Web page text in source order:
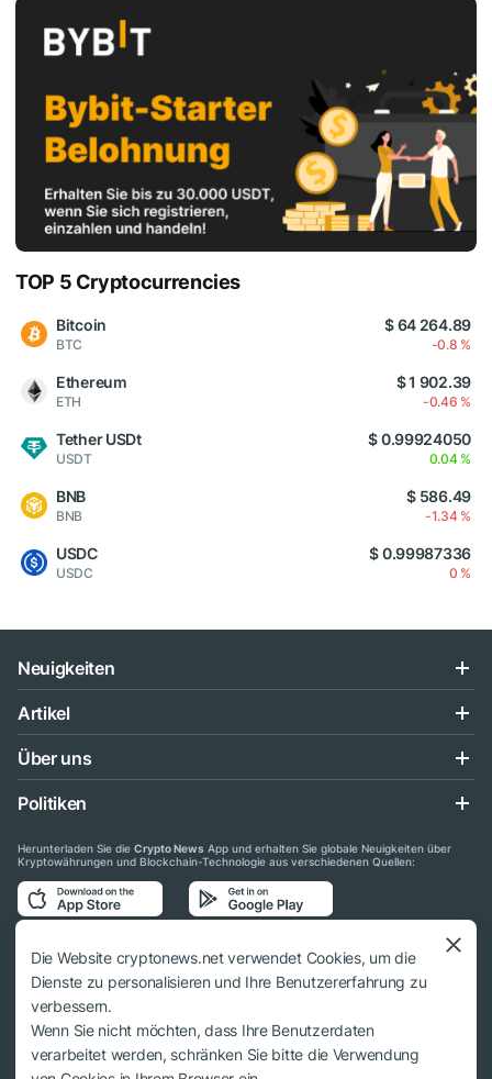
TOP 5 Cryptocurrencies
Bitcoin
BTC
$ 64 264.89
-0.8 %
Ethereum
ETH
$ 1 902.39
-0.46 %
Tether USDt
USDT
$ 0.99924050
0.04 %
BNB
BNB
$ 586.49
-1.34 %
USDC
USDC
$ 0.99987336
0 %
Neuigkeiten
Artikel
Über uns
Politiken
Herunterladen Sie die Crypto News App und erhalten Sie globale Neuigkeiten über
Kryptowährungen und Blockchain-Technologie aus verschiedenen Quellen:
Folgen Sie uns auf den sozialen Medien
© 2018 - 2026 Crypto News. Bei der Verwendung der Materialien muss auf
Die Website cryptonews.net verwendet Cookies, um die
Dienste zu personalisieren und Ihre Benutzererfahrung zu
verbessern.
Wenn Sie nicht möchten, dass Ihre Benutzerdaten
verarbeitet werden, schränken Sie bitte die Verwendung